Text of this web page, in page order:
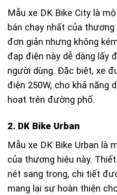
Mẫu xe DK Bike City là
bán chạy nhất của
đơn giản nhưng không
đạp điện này dễ dàng lấy
người dùng. Đặc biệt, xe
điện 250W, cho khả năng
hoạt trên đường phố.
2. DK Bike Urban
Mẫu xe DK Bike Urban là
của thương hiệu này.
nét sang trọng, chi tiết
mang lại sự hoàn thiện